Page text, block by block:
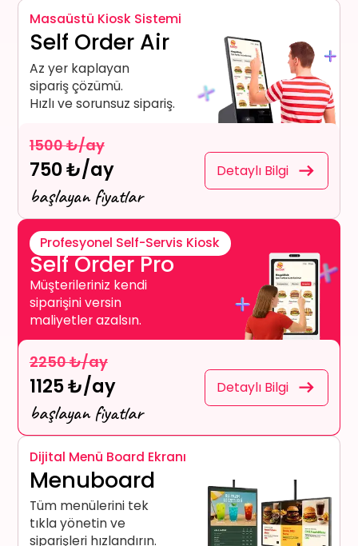
Masaüstü Kiosk Sistemi
Self Order Air
Az yer kaplayan
sipariş çözümü.
Hızlı ve sorunsuz sipariş.
1500 ₺/ay
750 ₺/ay
başlayan fiyatlar
Detaylı Bilgi
Profesyonel Self-Servis Kiosk
Self Order Pro
Müşterileriniz kendi
siparişini versin
maliyetler azalsın.
2250 ₺/ay
1125 ₺/ay
başlayan fiyatlar
Detaylı Bilgi
Dijital Menü Board Ekranı
Menuboard
Tüm menülerini tek
tıkla yönetin ve
siparişleri hızlandırın.